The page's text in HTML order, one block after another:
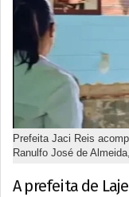
Prefeita Jaci Reis
Ranulfo José de
A prefeita de